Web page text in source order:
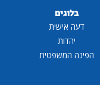
בלוגים
דעה אישית
יהדות
הפינה המשפטית